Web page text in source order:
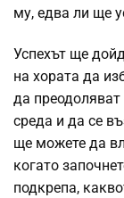
му, едва ли ще
Успехът ще
на хората да
да
среда и да се
ще можете да
когато
подкрепа,